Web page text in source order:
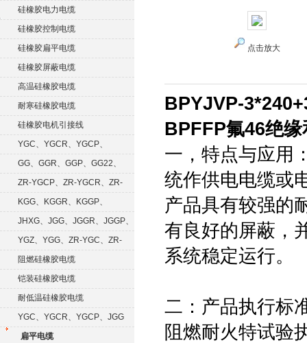
硅橡胶电力电缆
硅橡胶控制电缆
硅橡胶扁平电缆
硅橡胶屏蔽电缆
高温硅橡胶电缆
耐寒硅橡胶电缆
硅橡胶电机引接线
YGC、YGCR、YGCP、
YGCRP
GG、GGR、GGP、GG22、
GGRP
ZR-YGCP、ZR-YGCR、ZR-
YGCRP
KGG、KGGR、KGGP、
KGGRP
JHXG、JGG、JGGR、JGGP、
JGGFYGZ、YGG、ZR-YGC、ZR-
KGG阻燃硅橡胶电缆
铠装硅橡胶电缆
耐低温硅橡胶电缆
YGC、YGCR、YGCP、JGG
扁平电缆
点击放大
BPYJVP-
BPFFP氟46绝
一，特点与应用
统作供电电缆或
产品具有较强的
有良好的屏蔽，
系统稳定运行。
二：产品执行标
阻燃耐火特试验